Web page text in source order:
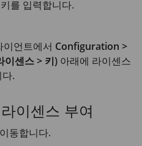
를 입력합니다.
언트에서 Configuration >
이센스 > 키) 아래에 라이센스
.
이센스 부여
동합니다.